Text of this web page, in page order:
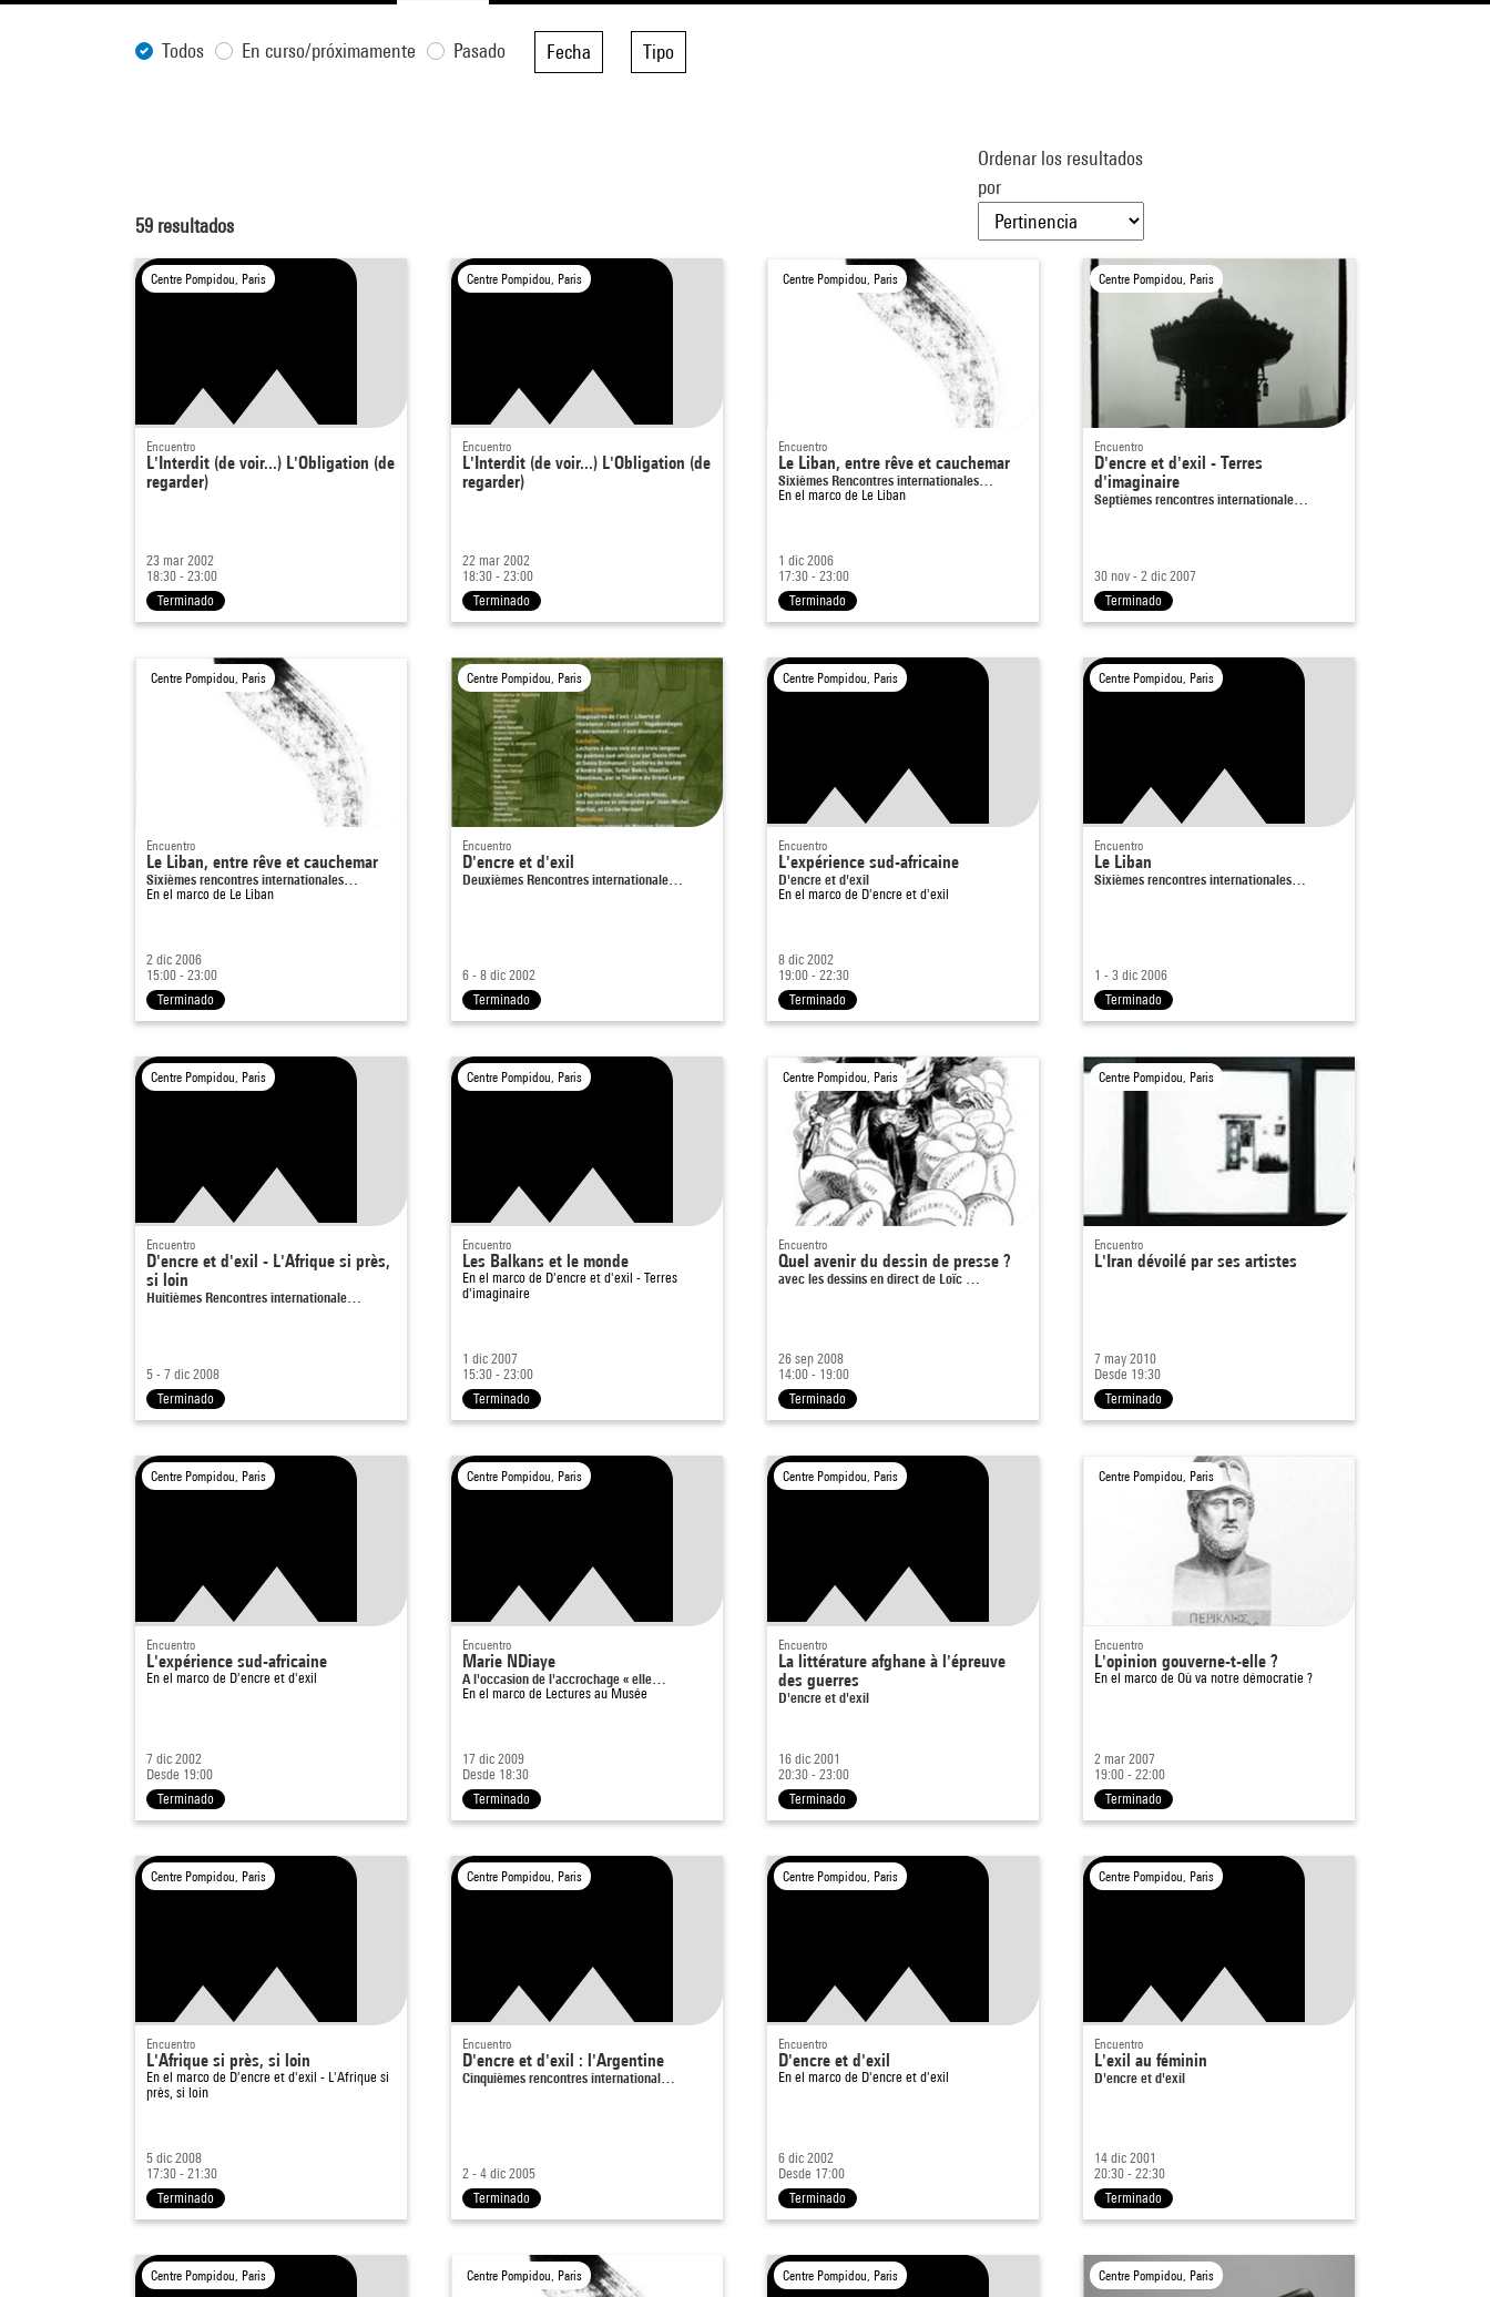
Todos En curso/próximamente Pasado Fecha Tipo
59 resultados
Ordenar los resultados
por
Centre Pompidou, Paris
Encuentro
L'Interdit (de voir...) L'Obligation (de
regarder)
23 mar 2002
18:30 - 23:00
Terminado
Centre Pompidou, Paris
Encuentro
L'Interdit (de voir...) L'Obligation (de
regarder)
22 mar 2002
18:30 - 23:00
Terminado
Centre Pompidou, Paris
Encuentro
Le Liban, entre rêve et cauchemar
Sixièmes Rencontres internationales…
En el marco de Le Liban
1 dic 2006
17:30 - 23:00
Terminado
Centre Pompidou, Paris
Encuentro
D'encre et d'exil - Terres
d'imaginaire
Septièmes rencontres internationale…
30 nov - 2 dic 2007
Terminado
Centre Pompidou, Paris
Encuentro
Le Liban, entre rêve et cauchemar
Sixièmes rencontres internationales…
En el marco de Le Liban
2 dic 2006
15:00 - 23:00
Terminado
Centre Pompidou, Paris
Encuentro
D'encre et d'exil
Deuxièmes Rencontres internationale…
6 - 8 dic 2002
Terminado
Centre Pompidou, Paris
Encuentro
L'expérience sud-africaine
D'encre et d'exil
En el marco de D'encre et d'exil
8 dic 2002
19:00 - 22:30
Terminado
Centre Pompidou, Paris
Encuentro
Le Liban
Sixièmes rencontres internationales…
1 - 3 dic 2006
Terminado
Centre Pompidou, Paris
Encuentro
D'encre et d'exil - L'Afrique si près,
si loin
Huitièmes Rencontres internationale…
5 - 7 dic 2008
Terminado
Centre Pompidou, Paris
Encuentro
Les Balkans et le monde
En el marco de D'encre et d'exil - Terres
d'imaginaire
1 dic 2007
15:30 - 23:00
Terminado
Centre Pompidou, Paris
Encuentro
Quel avenir du dessin de presse ?
avec les dessins en direct de Loïc …
26 sep 2008
14:00 - 19:00
Terminado
Centre Pompidou, Paris
Encuentro
L'Iran dévoilé par ses artistes
7 may 2010
Desde 19:30
Terminado
Centre Pompidou, Paris
Encuentro
L'expérience sud-africaine
En el marco de D'encre et d'exil
7 dic 2002
Desde 19:00
Terminado
Centre Pompidou, Paris
Encuentro
Marie NDiaye
A l'occasion de l'accrochage « elle…
En el marco de Lectures au Musée
17 dic 2009
Desde 18:30
Terminado
Centre Pompidou, Paris
Encuentro
La littérature afghane à l'épreuve
des guerres
D'encre et d'exil
16 dic 2001
20:30 - 23:00
Terminado
Centre Pompidou, Paris
Encuentro
L'opinion gouverne-t-elle ?
En el marco de Où va notre démocratie ?
2 mar 2007
19:00 - 22:00
Terminado
Centre Pompidou, Paris
Encuentro
L'Afrique si près, si loin
En el marco de D'encre et d'exil - L'Afrique si
près, si loin
5 dic 2008
17:30 - 21:30
Terminado
Centre Pompidou, Paris
Encuentro
D'encre et d'exil : l'Argentine
Cinquièmes rencontres international…
2 - 4 dic 2005
Terminado
Centre Pompidou, Paris
Encuentro
D'encre et d'exil
En el marco de D'encre et d'exil
6 dic 2002
Desde 17:00
Terminado
Centre Pompidou, Paris
Encuentro
L'exil au féminin
D'encre et d'exil
14 dic 2001
20:30 - 22:30
Terminado
Centre Pompidou, Paris Centre Pompidou, Paris Centre Pompidou, Paris Centre Pompidou, Paris